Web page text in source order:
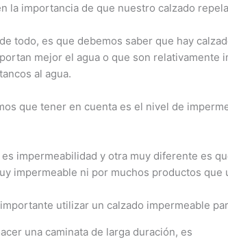
la importancia de que nuestro calzado
de todo, es que debemos saber que hay
mejor el agua o que son relativamente
al agua.
que tener en cuenta es el nivel de
es impermeabilidad y otra muy diferente es
impermeable ni por muchos productos que
utilizar un calzado impermeable
una caminata de larga duración, es